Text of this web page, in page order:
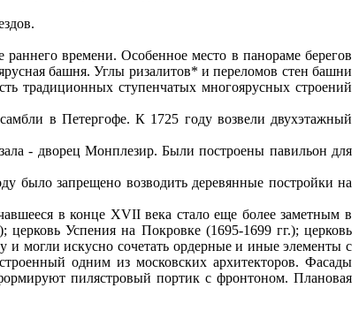
времени. Особенное место в панораме берегов
башня. Углы ризалитов* и переломов стен башни
традиционных ступенчатых многоярусных строений
в Петергофе. К 1725 году возвели двухэтажный
- дворец Монплезир. Были построены павильон для
было запрещено возводить деревянные постройки на
в конце XVII века стало еще более заметным в
Успения на Покровке (1695-1699 гг.); церковь
и могли искусно сочетать ордерные и иные элементы с
одним из московских архитекторов. Фасады
пилястровый портик с фронтоном. Плановая